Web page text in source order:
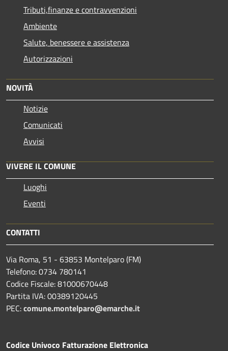
Tributi,finanze e contravvenzioni
Ambiente
Salute, benessere e assistenza
Autorizzazioni
NOVITÀ
Notizie
Comunicati
Avvisi
VIVERE IL COMUNE
Luoghi
Eventi
CONTATTI
Via Roma, 51 - 63853 Montelparo (FM)
Telefono: 0734 780141
Codice Fiscale: 81000670448
Partita IVA: 00389120445
PEC:comune.montelparo@emarche.it
Codice Univoco Fatturazione Elettronica